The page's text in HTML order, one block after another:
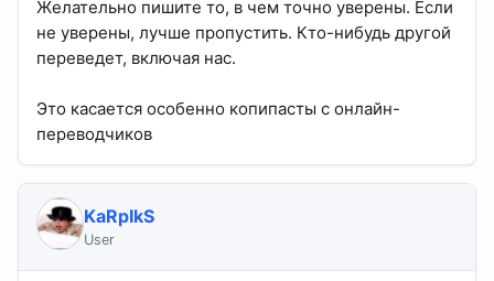
Желательно пишите то, в чем точно уверены. Если
не уверены, лучше пропустить. Кто-нибудь другой
переведет, включая нас.
Это касается особенно копипасты с онлайн-
переводчиков
KaRpIkS
User